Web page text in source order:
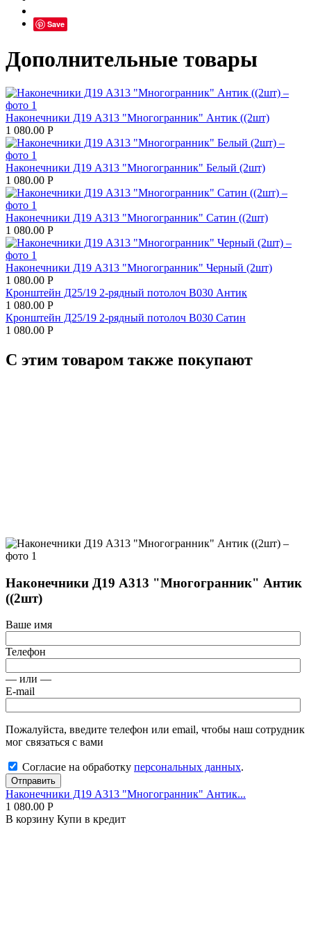
Save
Дополнительные товары
Наконечники Д19 А313 "Многогранник" Антик ((2шт)
1 080.00 Р
Наконечники Д19 А313 "Многогранник" Белый (2шт)
1 080.00 Р
Наконечники Д19 А313 "Многогранник" Сатин ((2шт)
1 080.00 Р
Наконечники Д19 А313 "Многогранник" Черный (2шт)
1 080.00 Р
Кронштейн Д25/19 2-рядный потолоч В030 Антик
1 080.00 Р
Кронштейн Д25/19 2-рядный потолоч В030 Сатин
1 080.00 Р
С этим товаром также покупают
Наконечники Д19 А313 "Многогранник" Антик
((2шт)
Ваше имя
Телефон
— или —
E-mail
Пожалуйста, введите телефон или email, чтобы наш сотрудник
мог связаться с вами
Согласие на обработку персональных данных.
Отправить
Наконечники Д19 А313 "Многогранник" Антик...
1 080.00 Р
В корзину Купи в кредит